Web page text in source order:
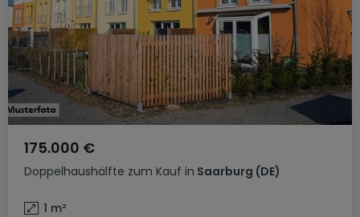
Doppelhaushälfte zum Kauf in Saarburg (DE)
175.000 €
1 m²